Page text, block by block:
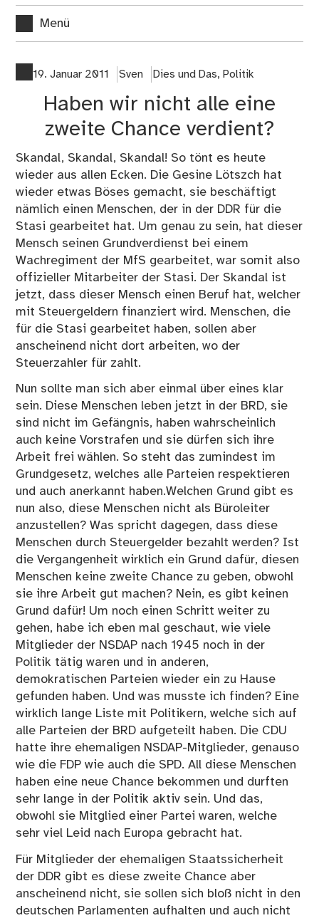
Menü
19. Januar 2011 Sven Dies und Das, Politik
Haben wir nicht alle eine
zweite Chance verdient?
Skandal, Skandal, Skandal! So tönt es heute
wieder aus allen Ecken. Die Gesine Lötszch hat
wieder etwas Böses gemacht, sie beschäftigt
nämlich einen Menschen, der in der DDR für die
Stasi gearbeitet hat. Um genau zu sein, hat dieser
Mensch seinen Grundverdienst bei einem
Wachregiment der MfS gearbeitet, war somit also
offizieller Mitarbeiter der Stasi. Der Skandal ist
jetzt, dass dieser Mensch einen Beruf hat, welcher
mit Steuergeldern finanziert wird. Menschen, die
für die Stasi gearbeitet haben, sollen aber
anscheinend nicht dort arbeiten, wo der
Steuerzahler für zahlt.
Nun sollte man sich aber einmal über eines klar
sein. Diese Menschen leben jetzt in der BRD, sie
sind nicht im Gefängnis, haben wahrscheinlich
auch keine Vorstrafen und sie dürfen sich ihre
Arbeit frei wählen. So steht das zumindest im
Grundgesetz, welches alle Parteien respektieren
und auch anerkannt haben.Welchen Grund gibt es
nun also, diese Menschen nicht als Büroleiter
anzustellen? Was spricht dagegen, dass diese
Menschen durch Steuergelder bezahlt werden? Ist
die Vergangenheit wirklich ein Grund dafür, diesen
Menschen keine zweite Chance zu geben, obwohl
sie ihre Arbeit gut machen? Nein, es gibt keinen
Grund dafür! Um noch einen Schritt weiter zu
gehen, habe ich eben mal geschaut, wie viele
Mitglieder der NSDAP nach 1945 noch in der
Politik tätig waren und in anderen,
demokratischen Parteien wieder ein zu Hause
gefunden haben. Und was musste ich finden? Eine
wirklich lange Liste mit Politikern, welche sich auf
alle Parteien der BRD aufgeteilt haben. Die CDU
hatte ihre ehemaligen NSDAP-Mitglieder, genauso
wie die FDP wie auch die SPD. All diese Menschen
haben eine neue Chance bekommen und durften
sehr lange in der Politik aktiv sein. Und das,
obwohl sie Mitglied einer Partei waren, welche
sehr viel Leid nach Europa gebracht hat.
Für Mitglieder der ehemaligen Staatssicherheit
der DDR gibt es diese zweite Chance aber
anscheinend nicht, sie sollen sich bloß nicht in den
deutschen Parlamenten aufhalten und auch nicht